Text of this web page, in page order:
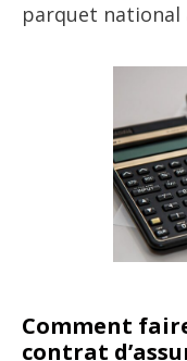
parquet
Comment
contrat